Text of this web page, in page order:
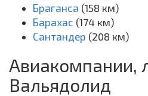
Браганса (158 км)
Барахас (174 км)
Сантандер (208 км)
Авиакомпании,
Вальядолид